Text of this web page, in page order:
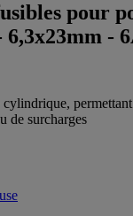
pour
6,3x23mm -
de surcharges